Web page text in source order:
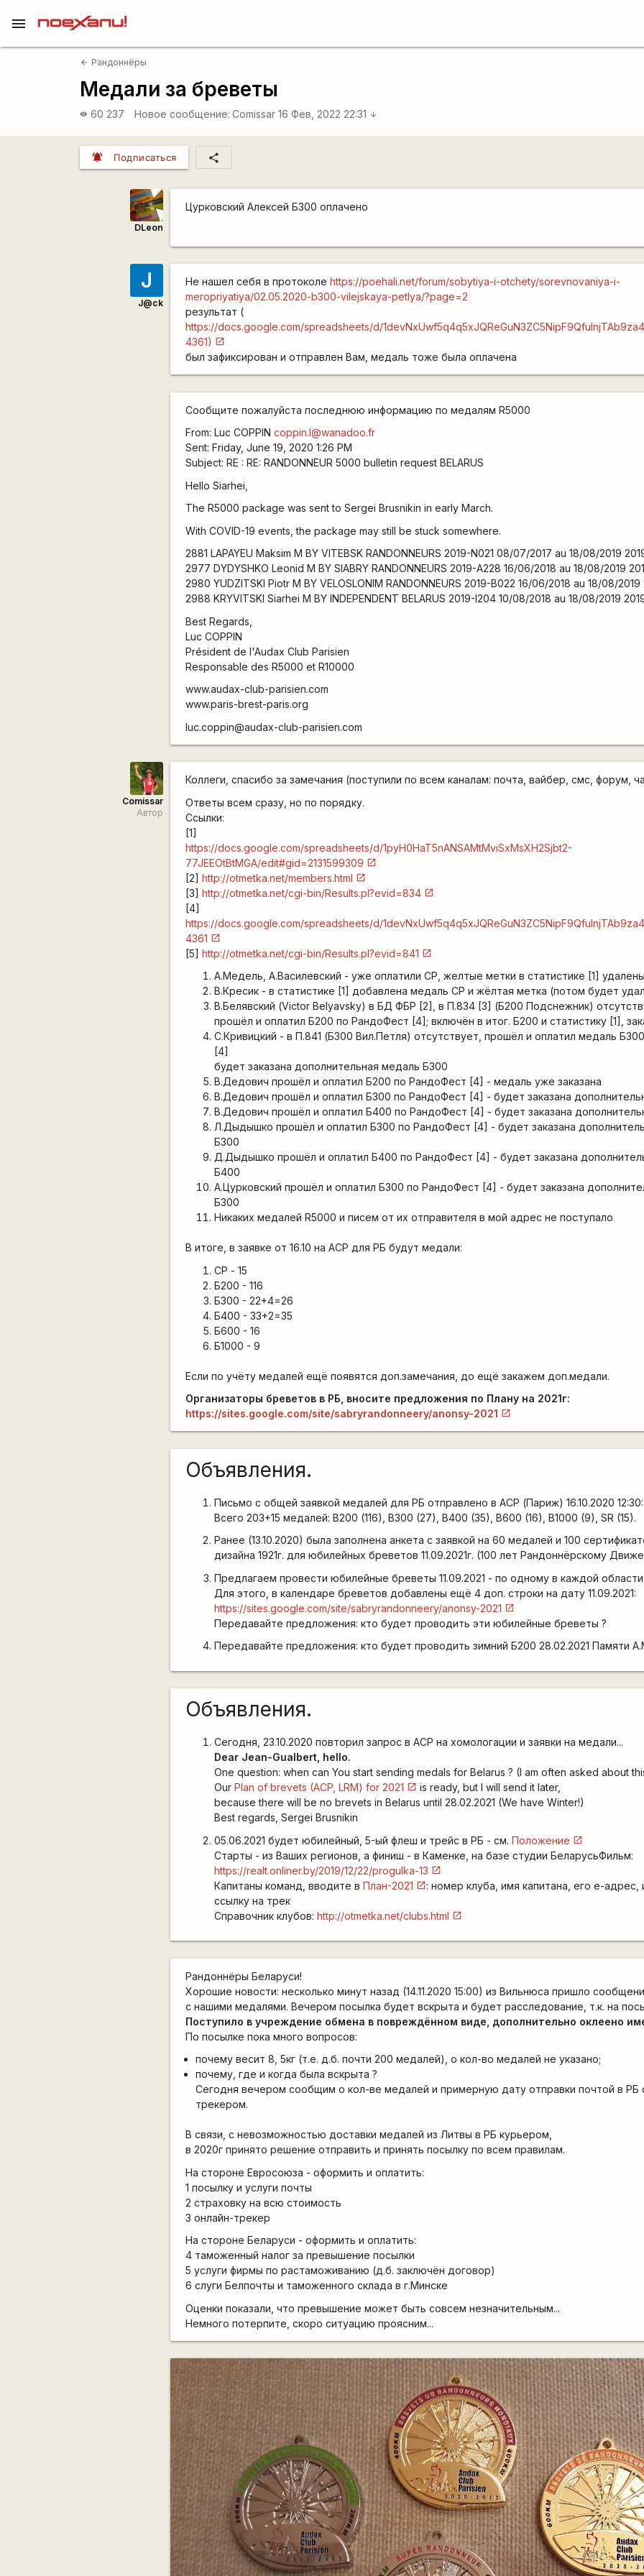
menu
arrow_back Рандоннёры
Медали за бреветы
visibility 60 237 Новое сообщение: Comissar 16 Фев, 2022 22:31 arrow_downward
notifications_active Подписаться share
DLeon
Цурковский Алексей Б300 оплачено
J
J@ck
Не нашел себя в протоколеhttps://poehali.net/forum/sobytiya-i-otchety/sorevnovaniya-i-
meropriyatiya/02.05.2020-b300-vilejskaya-petlya/?page=2
результат (
https://docs.google.com/spreadsheets/d/
4361)
был зафиксирован и отправлен Вам, медаль тоже была оплачена
Сообщите пожалуйста последнюю информацию по медалям R5000
From: Luc COPPINcoppin.l@wanadoo.fr
Sent: Friday, June 19, 2020 1:26 PM
Subject: RE : RE: RANDONNEUR 5000 bulletin request BELARUS
Hello Siarhei,
The R5000 package was sent to Sergei Brusnikin in early March.
With COVID-19 events, the package may still be stuck somewhere.
2881 LAPAYEU Maksim M BY VITEBSK RANDONNEURS 2019-N021 08/07/2017 au 18/08/2019
2977 DYDYSHKO Leonid M BY SIABRY RANDONNEURS 2019-A228 16/06/2018 au 18/08/2019
2980 YUDZITSKI Piotr M BY VELOSLONIM RANDONNEURS 2019-B022 16/06/2018 au 18/08/2019
2988 KRYVITSKI Siarhei M BY INDEPENDENT BELARUS 2019-I204 10/08/2018 au 18/08/2019
Best Regards,
Luc COPPIN
Président de l'Audax Club Parisien
Responsable des R5000 et R10000
www.audax-club-parisien.com
www.paris-brest-paris.org
luc.coppin@audax-club-parisien.com
Comissar
Автор
Коллеги, спасибо за замечания (поступили по всем каналам: почта, вайбер, смс, форум,
Ответы всем сразу, но по порядку.
Ссылки:
[1]
https://docs.google.com/spreadsheets/d/1pyH0HaT5nANSAMtMviSxMsXH2Sjbt2-
77JEEOtBtMGA/edit#gid=2131599309
[2]http://otmetka.net/members.html
[3]http://otmetka.net/cgi-bin/Results.pl?evid=834
[4]
https://docs.google.com/spreadsheets/d/
4361
[5]http://otmetka.net/cgi-bin/Results.pl?evid=841
А.Медель, А.Василевский - уже оплатили СР, желтые метки в статистике [1] удалены
В.Кресик - в статистике [1] добавлена медаль СР и жёлтая метка (потом будет
В.Белявский (Victor Belyavsky) в БД ФБР [2], в П.834 [3] (Б200 Подснежник)
прошёл и оплатил Б200 по РандоФест [4]; включён в итог. Б200 и статистику [1],
С.Кривицкий - в П.841 (Б300 Вил.Петля) отсутствует, прошёл и оплатил медаль
[4]
будет заказана дополнительная медаль Б300
В.Дедович прошёл и оплатил Б200 по РандоФест [4] - медаль уже заказана
В.Дедович прошёл и оплатил Б300 по РандоФест [4] - будет заказана
В.Дедович прошёл и оплатил Б400 по РандоФест [4] - будет заказана
Л.Дыдышко прошёл и оплатил Б300 по РандоФест [4] - будет заказана
Б300
Д.Дыдышко прошёл и оплатил Б400 по РандоФест [4] - будет заказана
Б400
А.Цурковский прошёл и оплатил Б300 по РандоФест [4] - будет заказана
Б300
Никаких медалей R5000 и писем от их отправителя в мой адрес не поступало
В итоге, в заявке от 16.10 на АСР для РБ будут медали:
СР - 15
Б200 - 116
Б300 - 22+4=26
Б400 - 33+2=35
Б600 - 16
Б1000 - 9
Если по учёту медалей ещё появятся доп.замечания, до ещё закажем доп.медали.
Организаторы бреветов в РБ, вносите предложения по Плану на 2021г:
https://sites.google.com/site/sabryrandonneery/anonsy-2021
Объявления.
Письмо с общей заявкой медалей для РБ отправлено в АСР (Париж) 16.10.2020 12:30:
Всего 203+15 медалей: B200 (116), B300 (27), B400 (35), B600 (16), B1000 (9), SR (15).
Ранее (13.10.2020) была заполнена анкета с заявкой на 60 медалей и 100
дизайна 1921г. для юбилейных бреветов 11.09.2021г. (100 лет Рандоннёрскому
Предлагаем провести юбилейные бреветы 11.09.2021 - по одному в каждой
Для этого, в календаре бреветов добавлены ещё 4 доп. строки на дату 11.09.2021:
https://sites.google.com/site/sabryrandonneery/anonsy-2021
Передавайте предложения: кто будет проводить эти юбилейные бреветы ?
Передавайте предложения: кто будет проводить зимний Б200 28.02.2021 Памяти
Объявления.
Сегодня, 23.10.2020 повторил запрос в АСР на хомологации и заявки на медали...
Dear Jean-Gualbert, hello.
One question: when can You start sending medals for Belarus ? (I am often asked about
OurPlan of brevets (ACP, LRM) for 2021
is ready, but I will send it later,
because there will be no brevets in Belarus until 28.02.2021 (We have Winter!)
Best regards, Sergei Brusnikin
05.06.2021 будет юбилейный, 5-ый флеш и трейс в РБ - см.Положение
Старты - из Ваших регионов, а финиш - в Каменке, на базе студии БеларусьФильм:
https://realt.onliner.by/2019/12/22/progulka-13
Капитаны команд, вводите вПлан-2021
: номер клуба, имя капитана, его е-адрес,
ссылку на трек
Справочник клубов:http://otmetka.net/clubs.html
Рандоннёры Беларуси!
Хорошие новости: несколько минут назад (14.11.2020 15:00) из Вильнюса пришло
с нашими медалями. Вечером посылка будет вскрыта и будет расследование, т.к. на
Поступило в учреждение обмена в повреждённом виде, дополнительно оклеено
По посылке пока много вопросов:
почему весит 8, 5кг (т.е. д.б. почти 200 медалей), о кол-во медалей не указано;
почему, где и когда была вскрыта ?
Сегодня вечером сообщим о кол-ве медалей и примерную дату отправки почтой в РБ
трекером.
В связи, с невозможностью доставки медалей из Литвы в РБ курьером,
в 2020г принято решение отправить и принять посылку по всем правилам.
На стороне Евросоюза - оформить и оплатить:
1 посылку и услуги почты
2 страховку на всю стоимость
3 онлайн-трекер
На стороне Беларуси - оформить и оплатить:
4 таможенный налог за превышение посылки
5 услуги фирмы по растаможиванию (д.б. заключён договор)
6 слуги Белпочты и таможенного склада в г.Минске
Оценки показали, что превышение может быть совсем незначительным...
Немного потерпите, скоро ситуацию проясним...